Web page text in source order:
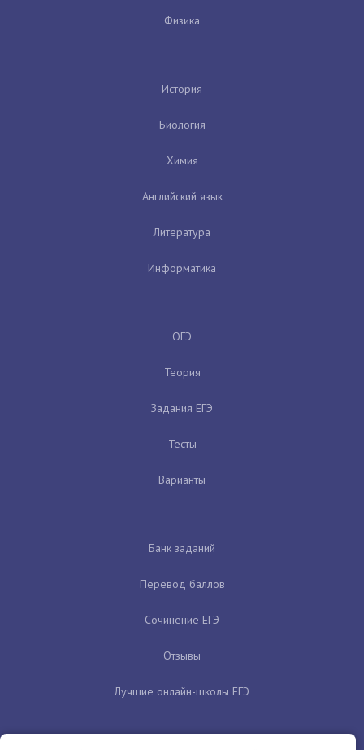
Физика
История
Биология
Химия
Английский язык
Литература
Информатика
ОГЭ
Теория
Задания ЕГЭ
Тесты
Варианты
Банк заданий
Перевод баллов
Сочинение ЕГЭ
Отзывы
Лучшие онлайн-школы ЕГЭ